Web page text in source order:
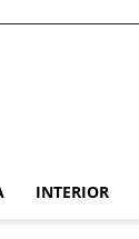
INTERIOR